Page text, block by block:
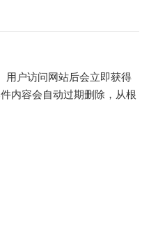
用户访问网站后会立即获得
内容会自动过期删除，从根